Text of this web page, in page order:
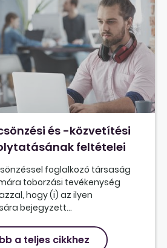
és -közvetítési
feltételei
foglalkozó társaság
toborzási tevékenység
hogy (i) az ilyen
bejegyzett...
a teljes cikkhez